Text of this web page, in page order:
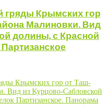
гряды Крымских гор
Малиновки. Вид
долины, с Красной